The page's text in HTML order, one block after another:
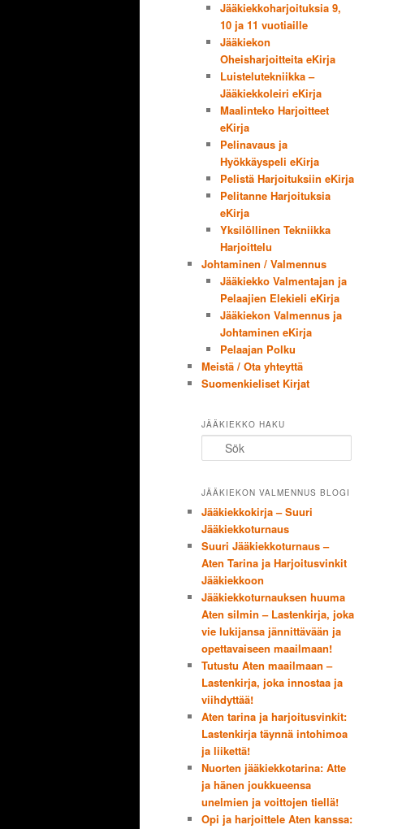
Jääkiekkoharjoituksia 9,
10 ja 11 vuotiaille
Jääkiekon
Oheisharjoitteita eKirja
Luistelutekniikka –
Jääkiekkoleiri eKirja
Maalinteko Harjoitteet
eKirja
Pelinavaus ja
Hyökkäyspeli eKirja
Pelistä Harjoituksiin eKirja
Pelitanne Harjoituksia
eKirja
Yksilöllinen Tekniikka
Harjoittelu
Johtaminen / Valmennus
Jääkiekko Valmentajan ja
Pelaajien Elekieli eKirja
Jääkiekon Valmennus ja
Johtaminen eKirja
Pelaajan Polku
Meistä / Ota yhteyttä
Suomenkieliset Kirjat
JÄÄKIEKKO HAKU
JÄÄKIEKON VALMENNUS BLOGI
Jääkiekkokirja – Suuri
Jääkiekkoturnaus
Suuri Jääkiekkoturnaus –
Aten Tarina ja Harjoitusvinkit
Jääkiekkoon
Jääkiekkoturnauksen huuma
Aten silmin – Lastenkirja, joka
vie lukijansa jännittävään ja
opettavaiseen maailmaan!
Tutustu Aten maailmaan –
Lastenkirja, joka innostaa ja
viihdyttää!
Aten tarina ja harjoitusvinkit:
Lastenkirja täynnä intohimoa
ja liikettä!
Nuorten jääkiekkotarina: Atte
ja hänen joukkueensa
unelmien ja voittojen tiellä!
Opi ja harjoittele Aten kanssa: